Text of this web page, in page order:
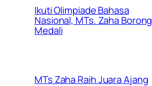
Ikuti Olimpiade Bahasa
Nasional, MTs. Zaha Borong
Medali
MTs Zaha Raih Juara Ajang